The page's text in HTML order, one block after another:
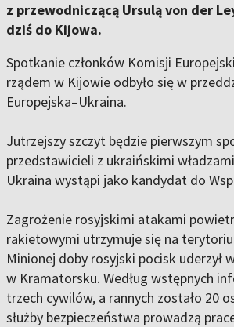
z przewodniczącą Ursulą von der
dziś do Kijowa.
Spotkanie członków Komisji
rządem w Kijowie odbyło się w
Europejska–Ukraina.
Jutrzejszy szczyt będzie pierwszym
przedstawicieli z ukraińskimi
Ukraina wystąpi jako kandydat do
Zagrożenie rosyjskimi atakami
rakietowymi utrzymuje się na
Minionej doby rosyjski pocisk uderzył
w Kramatorsku. Według wstępnych
trzech cywilów, a rannych zostało 20
służby bezpieczeństwa prowadzą